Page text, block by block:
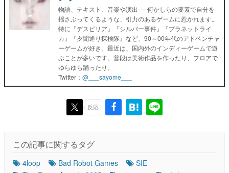
物語、テキスト、音楽や演出──何かしらの要素で自分を
揺さぶってくるような、引力のあるゲームに惹かれます。
特に『デスピリア』『シルバー事件』『プラネットライ
カ』『夕闇通り探検隊』など、90～00年代のアドベンチャ
ーゲームが好き。最近は、国内外のインディーゲームで遊
ぶことが多いです。普段は美術作品を作ったり、フロアで
ゆらゆら踊ったり。
Twitter： @___sayome___
反応
この記事に関するタグ
4loop Bad Robot Games
SIE